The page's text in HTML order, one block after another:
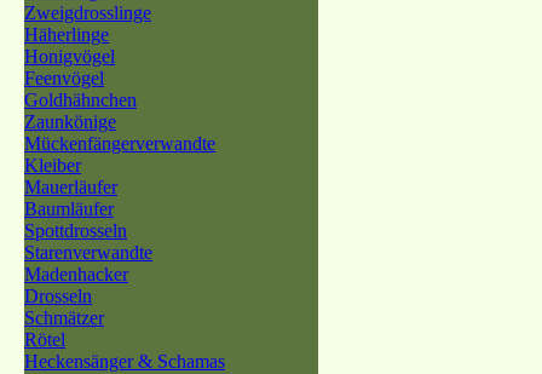
Zweigdrosslinge
Häherlinge
Honigvögel
Feenvögel
Goldhähnchen
Zaunkönige
Mückenfängerverwandte
Kleiber
Mauerläufer
Baumläufer
Spottdrosseln
Starenverwandte
Madenhacker
Drosseln
Schmätzer
Rötel
Heckensänger & Schamas